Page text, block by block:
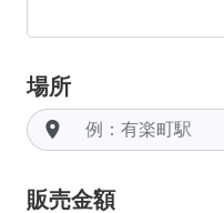
場所
room
販売金額